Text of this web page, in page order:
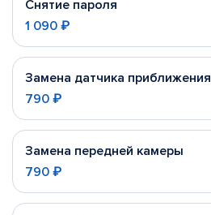
Снятие пароля
1 090 ₽
Замена датчика приближения
790 ₽
Замена передней камеры
790 ₽